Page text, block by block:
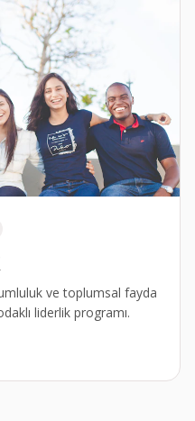
ve toplumsal fayda
liderlik programı.